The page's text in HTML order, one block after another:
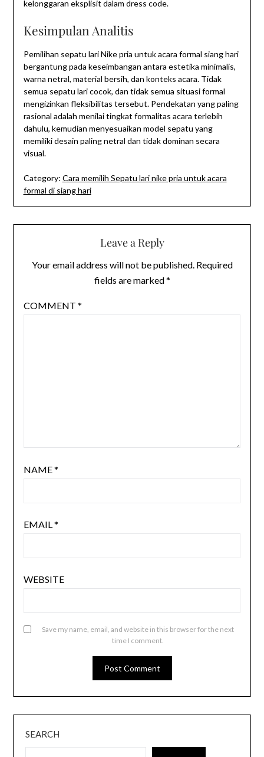
kelonggaran eksplisit dalam dress code.
Kesimpulan Analitis
Pemilihan sepatu lari Nike pria untuk acara formal siang hari
bergantung pada keseimbangan antara estetika minimalis,
warna netral, material bersih, dan konteks acara. Tidak
semua sepatu lari cocok, dan tidak semua situasi formal
mengizinkan fleksibilitas tersebut. Pendekatan yang paling
rasional adalah menilai tingkat formalitas acara terlebih
dahulu, kemudian menyesuaikan model sepatu yang
memiliki desain paling netral dan tidak dominan secara
visual.
Category: Cara memilih Sepatu lari nike pria untuk acara
formal di siang hari
Leave a Reply
Your email address will not be published. Required
fields are marked*
COMMENT *
NAME*
EMAIL*
WEBSITE
Save my name, email, and website in this browser for the next
time I comment.
SEARCH